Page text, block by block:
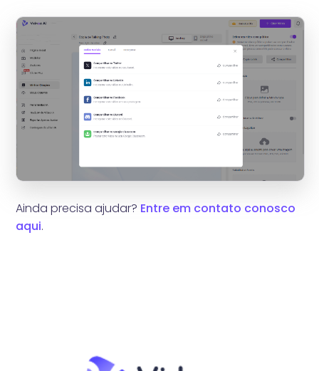
Ainda precisa ajudar? Entre em contato conosco
aqui.